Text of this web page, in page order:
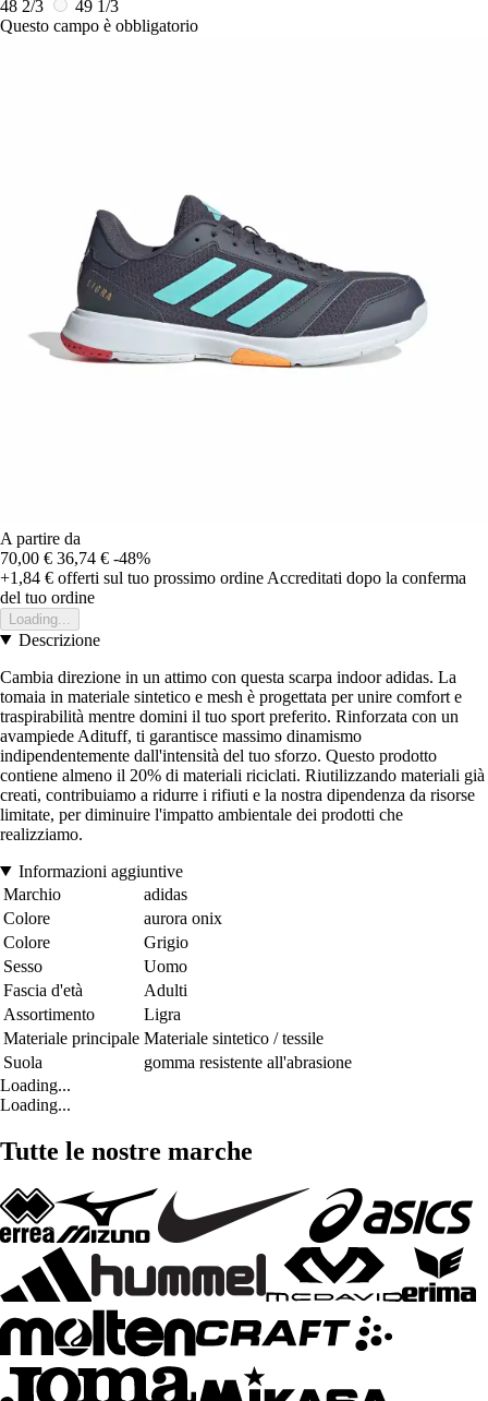
48 2/3
49 1/3
Questo campo è obbligatorio
A partire da
70,00 € 36,74 € -48%
+1,84 € offerti sul tuo prossimo ordine Accreditati dopo la conferma
del tuo ordine
Loading...
Descrizione
Cambia direzione in un attimo con questa scarpa indoor adidas. La
tomaia in materiale sintetico e mesh è progettata per unire comfort e
traspirabilità mentre domini il tuo sport preferito. Rinforzata con un
avampiede Adituff, ti garantisce massimo dinamismo
indipendentemente dall'intensità del tuo sforzo. Questo prodotto
contiene almeno il 20% di materiali riciclati. Riutilizzando materiali già
creati, contribuiamo a ridurre i rifiuti e la nostra dipendenza da risorse
limitate, per diminuire l'impatto ambientale dei prodotti che
realizziamo.
Informazioni aggiuntive
Marchio
adidas
Colore
aurora onix
Colore
Grigio
Sesso
Uomo
Fascia d'età
Adulti
Assortimento
Ligra
Materiale principale Materiale sintetico / tessile
Suola
gomma resistente all'abrasione
Loading...
Loading...
Tutte le nostre marche